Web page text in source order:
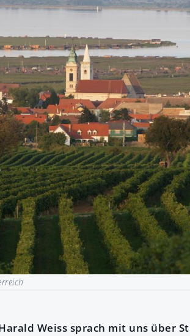
Weiss sprach mit uns über